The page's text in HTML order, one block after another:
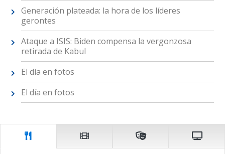
Generación plateada: la hora de los líderes
gerontes
Ataque a ISIS: Biden compensa la vergonzosa
retirada de Kabul
El día en fotos
El día en fotos